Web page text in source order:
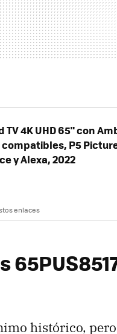
TV 4K UHD 65" con
P5
y Alexa, 2022
enlaces
histórico,